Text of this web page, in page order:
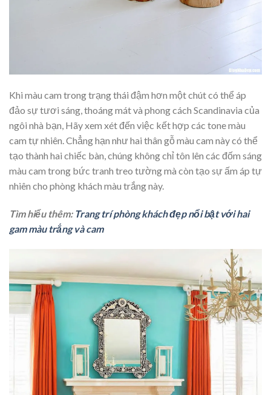
Khi màu cam trong trạng thái đậm hơn một chút có thể áp
đảo sự tươi sáng, thoáng mát và phong cách Scandinavia của
ngôi nhà bạn, Hãy xem xét đến việc kết hợp các tone màu
cam tự nhiên. Chẳng hạn như hai thân gỗ màu cam này có thể
tạo thành hai chiếc bàn, chúng không chỉ tôn lên các đốm sáng
màu cam trong bức tranh treo tường mà còn tạo sự ấm áp tự
nhiên cho phòng khách màu trắng này.
Tìm hiểu thêm: Trang trí phòng khách đẹp nổi bật với hai
gam màu trắng và cam